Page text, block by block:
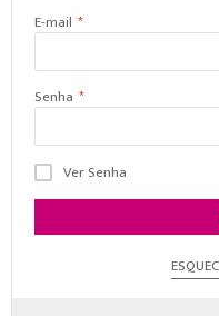
E-mail
Senha
Ver Senha